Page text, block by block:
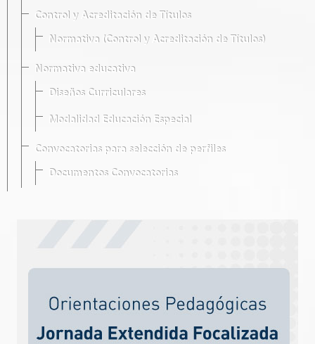
Control y Acreditación de Títulos
Normativa (Control y Acreditación de Títulos)
Normativa educativa
Diseños Curriculares
Modalidad Educación Especial
Convocatorias para selección de perfiles
Documentos Convocatorias